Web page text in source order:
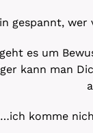
gespannt, wer
es um
kann man
komme